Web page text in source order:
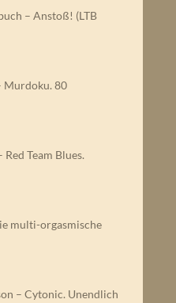
– Anstoß! (LTB
Murdoku. 80
Team Blues.
multi-orgasmische
– Cytonic. Unendlich